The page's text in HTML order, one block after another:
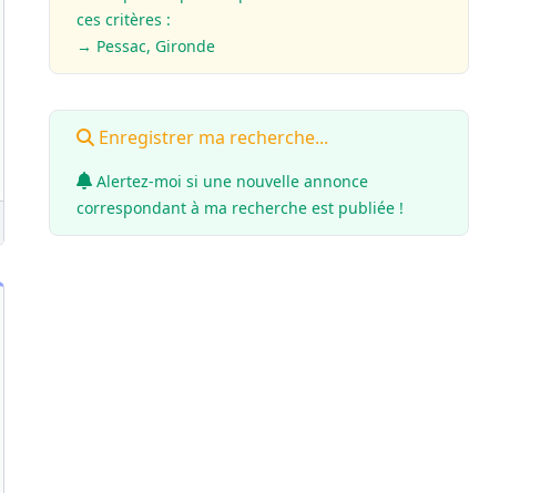
ces critères :
→ Pessac, Gironde
Enregistrer ma recherche...
Alertez-moi si une nouvelle annonce
correspondant à ma recherche est publiée !